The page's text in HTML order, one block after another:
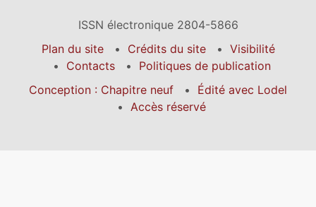
ISSN électronique 2804-5866
Plan du site
Crédits du site
Visibilité
Contacts
Politiques de publication
Conception : Chapitre neuf
Édité avec Lodel
Accès réservé